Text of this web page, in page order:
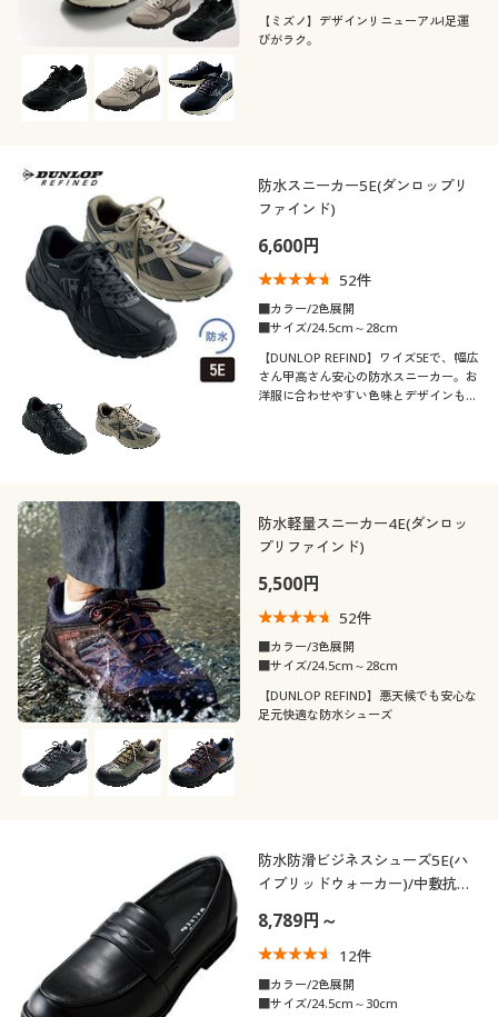
マイページ
閲覧履歴
サポート
ご利用ガイド
よくある質問とお問い合わせ
で絞り込む
柄・デザイン
ナイロン
ウォッシャブル(洗
える)
撥水 ストレッチ
消臭
シーン
スポーツ
テイスト
カジュアル ベーシック
着用感
ゆったり
40代 50代
60代
シーズン
冬
夏
価格 ～ 絞込
解除する
閉じる
【ミズノ】デザインリニューアル!足運
びがラク。
防水スニーカー5E(ダンロップリ
ファインド)
6,600円
52件
■カラー/2色展開
■サイズ/24.5cm～28cm
【DUNLOP REFIND】ワイズ5Eで、幅広
さん甲高さん安心の防水スニーカー。お
洋服に合わせやすい色味とデザインも魅
防水軽量スニーカー4E(ダンロッ
プリファインド)
5,500円
52件
■カラー/3色展開
■サイズ/24.5cm～28cm
【DUNLOP REFIND】悪天候でも安心な
足元快適な防水シューズ
防水防滑ビジネスシューズ5E(ハ
イブリッドウォーカー)/中敷抗菌
8,789円～
12件
■カラー/2色展開
■サイズ/24.5cm～30cm